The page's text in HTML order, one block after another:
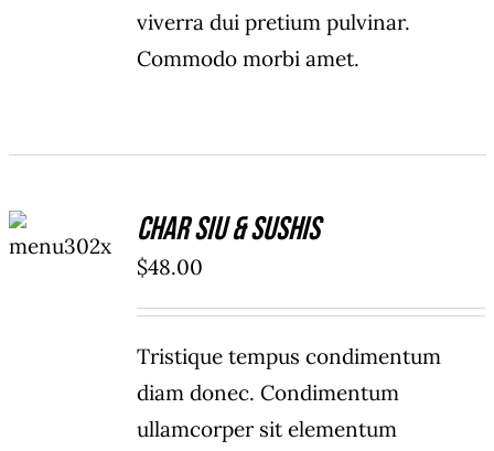
viverra dui pretium pulvinar.
Commodo morbi amet.
CART
/
Char Siu & Sushis
$48.00
Tristique tempus condimentum
diam donec. Condimentum
ullamcorper sit elementum